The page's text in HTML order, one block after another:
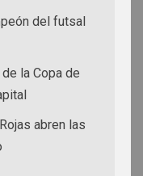
del futsal
la Copa de
abren las